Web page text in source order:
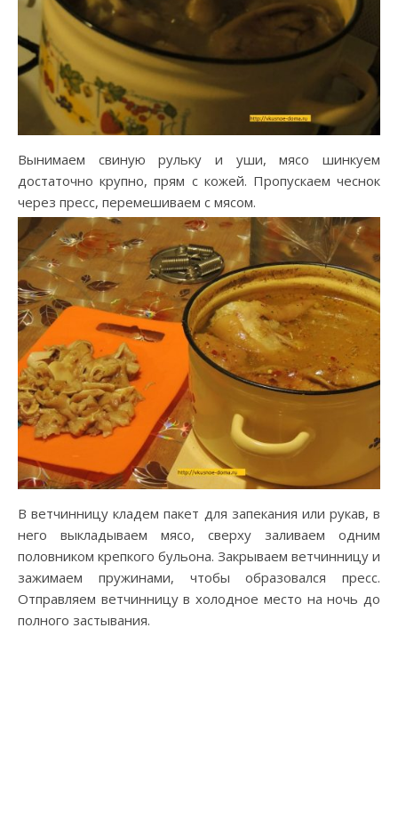
Вынимаем свиную рульку и уши, мясо шинкуем
достаточно крупно, прям с кожей. Пропускаем чеснок
через пресс, перемешиваем с мясом.
В ветчинницу кладем пакет для запекания или рукав, в
него выкладываем мясо, сверху заливаем одним
половником крепкого бульона. Закрываем ветчинницу и
зажимаем пружинами, чтобы образовался пресс.
Отправляем ветчинницу в холодное место на ночь до
полного застывания.